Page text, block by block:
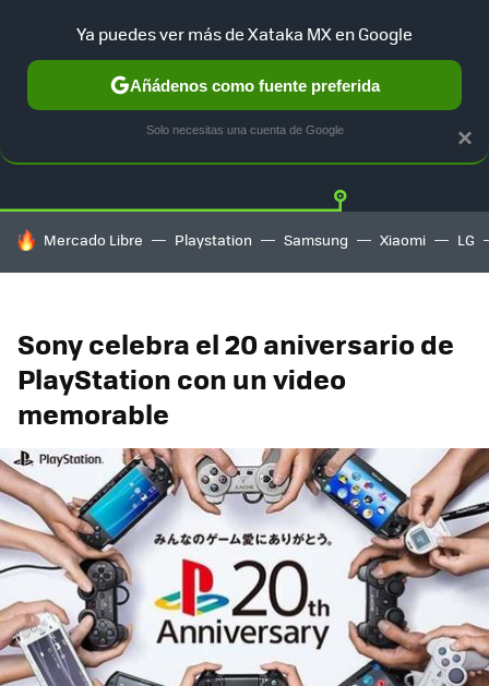
Twitter
HOY SE HABLA DE
Mercado Libre Playstation Samsung Xiaomi LG
Sony celebra el 20 aniversario de
PlayStation con un video
memorable
×
Ya puedes ver más de Xataka MX en Google
Añádenos como fuente preferida
Solo necesitas una cuenta de Google